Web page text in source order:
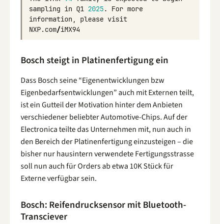
sampling in Q1 2025. For more
information, please visit
NXP.com/iMX94
Bosch steigt in Platinenfertigung ein
Dass Bosch seine “Eigenentwicklungen bzw
Eigenbedarfsentwicklungen” auch mit Externen teilt,
ist ein Gutteil der Motivation hinter dem Anbieten
verschiedener beliebter Automotive-Chips. Auf der
Electronica teilte das Unternehmen mit, nun auch in
den Bereich der Platinenfertigung einzusteigen – die
bisher nur hausintern verwendete Fertigungsstrasse
soll nun auch für Orders ab etwa 10K Stück für
Externe verfügbar sein.
Bosch: Reifendrucksensor mit Bluetooth-
Transciever